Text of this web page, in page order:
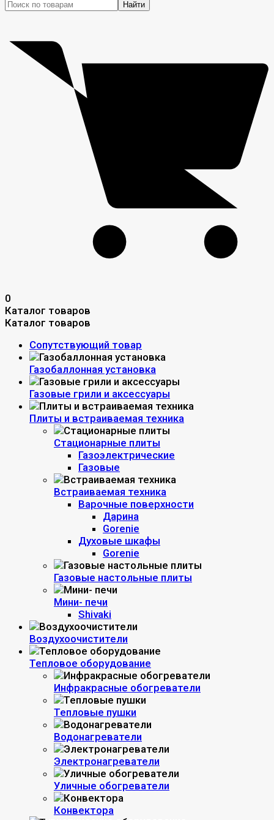
Найти
0
Каталог товаров
Каталог товаров
Сопутствующий товар
Газобаллонная установка
Газовые грили и аксессуары
Плиты и встраиваемая техника
Стационарные плиты
Газоэлектрические
Газовые
Встраиваемая техника
Варочные поверхности
Дарина
Gorenie
Духовые шкафы
Gorenie
Газовые настольные плиты
Мини- печи
Shivaki
Воздухоочистители
Тепловое оборудование
Инфракрасные обогреватели
Тепловые пушки
Водонагреватели
Электронагреватели
Уличные обогреватели
Конвектора